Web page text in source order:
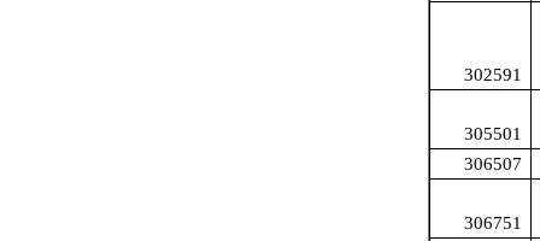
302591
305501
306507
306751